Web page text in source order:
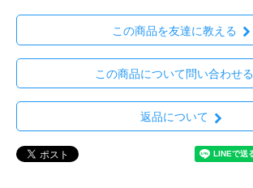
この商品を友達に教える
この商品について問い合わせる
返品について